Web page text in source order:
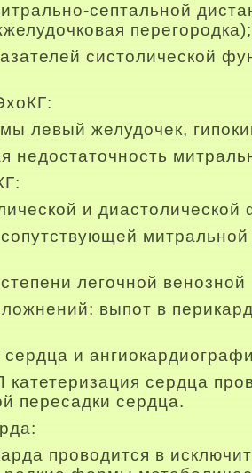
септальной
перегородка);
систолической
левый желудочек,
недостаточность
и диастолической
легочной венозной
выпот в
сердца и
сердца
пересадки сердца.
проводится в